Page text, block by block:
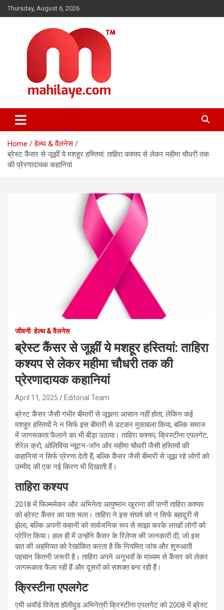
Skip
to
Thursday, August 6, 2026
Mahilaye.com
Home
हेल्थ & वैलनेस
ब्रेस्ट कैंसर से जूझीं ये मशहूर हस्तियां: ताहिरा कश्यप से लेकर महीमा चौधरी तक
की प्रेरणादायक कहानियां
जीवनी हेल्थ & वैलनेस
ब्रेस्ट कैंसर से जूझीं ये मशहूर हस्तियां: ताहिरा
कश्यप से लेकर महीमा चौधरी तक की
प्रेरणादायक कहानियां
April 11, 2025 Editorial Team
ब्रेस्ट कैंसर जैसी गंभीर बीमारी से जूझना आसान नहीं होता, लेकिन कई
मशहूर हस्तियों ने न सिर्फ इस बीमारी से डटकर मुकाबला किया, बल्कि समाज
में जागरूकता फैलाने का भी बीड़ा उठाया। ताहिरा कश्यप, क्रिस्टीना एपलगेट,
शेरेल क्रो, ओलिविया न्यूटन-जॉन और महीमा चौधरी जैसी हस्तियों की
कहानियां न सिर्फ प्रेरणा देती हैं, बल्कि कैंसर जैसी बीमारी से जूझ रहे लोगों को
उम्मीद की एक नई किरण भी दिखाती हैं।
ताहिरा कश्यप
2018 में फिल्ममेकर और अभिनेता आयुष्मान खुराना की पत्नी ताहिरा कश्यप
को ब्रेस्ट कैंसर का पता चला। ताहिरा ने इस संघर्ष को न सिर्फ बहादुरी से
झेला, बल्कि अपनी कहानी को सार्वजनिक रूप से साझा करके लाखों लोगों को
प्रेरित किया। हाल ही में उन्होंने कैंसर के रिलेप्स की जानकारी दी, जो इस
बात की अहमियत को रेखांकित करता है कि नियमित जांच और शुरुआती
पहचान कितनी जरूरी है। ताहिरा अपने अनुभवों के माध्यम से कैंसर को लेकर
जागरूकता फैला रही हैं और दूसरों को सशक्त बना रही हैं।
क्रिस्टीना एपलगेट
एमी अवॉर्ड विजेता हॉलीवुड अभिनेत्री क्रिस्टीना एपलगेट को 2008 में ब्रेस्ट